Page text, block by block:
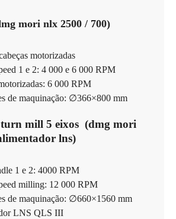
mori nlx 2500 / 700)
motorizadas
1 e 2: 4 000 e 6 000 RPM
6 000 RPM
de maquinação: ∅366×800 mm
mill 5 eixos (dmg mori
lns)
1 e 2: 4000 RPM
milling: 12 000 RPM
de maquinação: ∅660×1560 mm
LNS QLS III